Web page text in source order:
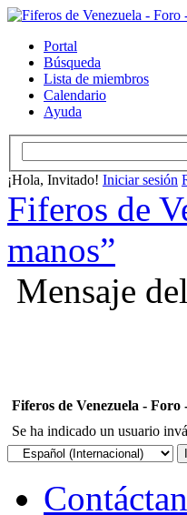
Portal
Búsqueda
Lista de miembros
Calendario
Ayuda
¡Hola, Invitado! Iniciar sesión
Fiferos de
manos”
Mensaje
Fiferos de Venezuela -
Se ha indicado un usuario